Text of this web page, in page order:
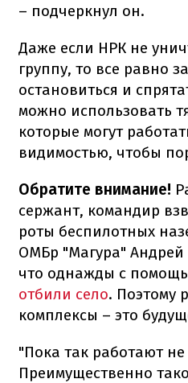
– подчеркнул он.
Даже если НРК не
группу, то все равно
остановиться и
можно использовать
которые могут
видимостью, чтобы
Обратите внимание!
сержант, командир
роты беспилотных
ОМБр "Магура"
что однажды с
отбили село. Поэтому
комплексы – это
"Пока так работают
Преимущественно